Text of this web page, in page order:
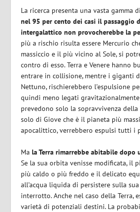
La ricerca presenta una vasta gamma
nel 95 per cento dei casi il passaggio
intergalattico non provocherebbe la
più a rischio risulta essere Mercurio
massiccio e il più vicino al Sole, si
contro di esso. Terra e Venere hanno
entrare in collisione, mentre i giganti
Nettuno, rischierebbero l’espulsione
quindi meno legati
prevedono solo la sopravvivenza della
solo di Giove che è il pianeta più
apocalittico, verrebbero espulsi tutti i
Mala Terra rimarrebbe abitabile dopo
Se la sua orbita venisse modificata, il
più caldo o più freddo e il delicato
all’acqua liquida di persistere sulla
interrotto. Anche nel caso della Terra,
varietà di potenziali destini. La